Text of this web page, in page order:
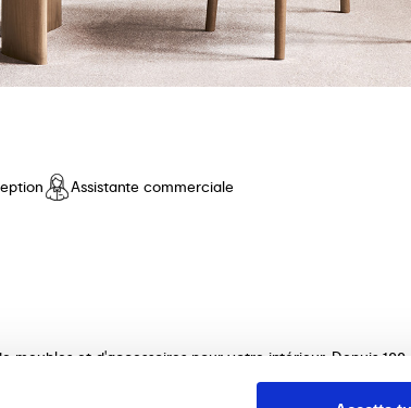
Assistante commerciale
et d'accessoires pour votre intérieur. Depuis 100
nos collections de tables, chaises, lits, canapés et